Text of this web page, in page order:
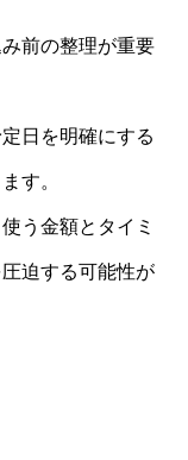
前の整理が重要
日を明確にする
す。
う金額とタイミ
迫する可能性が